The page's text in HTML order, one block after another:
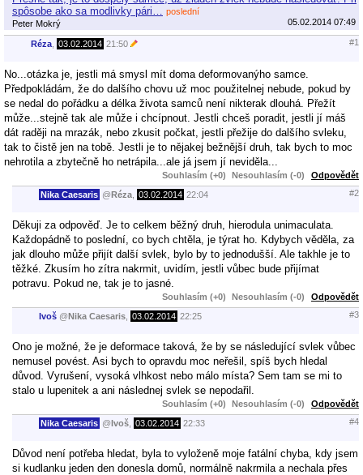
spôsobe ako sa modlivky pári…
poslední
Peter Mokrý
05.02.2014 07:49
Réza 03.02.2014 21:50 #1
No...otázka je, jestli má smysl mít doma deformovanýho samce.
Předpokládám, že do dalšího chovu už moc použitelnej nebude, pokud by
se nedal do pořádku a délka života samců není nikterak dlouhá. Přežít
může...stejně tak ale může i chcípnout. Jestli chceš poradit, jestli jí máš
dát raději na mrazák, nebo zkusit počkat, jestli přežije do dalšího svleku,
tak to čistě jen na tobě. Jestli je to nějakej bežnější druh, tak bych to moc
nehrotila a zbytečně ho netrápila...ale já jsem jí neviděla...
Souhlasím (+0) Nesouhlasím (-0) Odpovědět
Nika Caesaris @Réza 03.02.2014 22:04 #2
Děkuji za odpověď. Je to celkem běžný druh, hierodula unimaculata.
Každopádně to poslední, co bych chtěla, je týrat ho. Kdybych věděla, za
jak dlouho může přijít další svlek, bylo by to jednodušší. Ale takhle je to
těžké. Zkusím ho zítra nakrmit, uvidím, jestli vůbec bude přijímat
potravu. Pokud ne, tak je to jasné.
Souhlasím (+0) Nesouhlasím (-0) Odpovědět
Ivoš @Nika Caesaris 03.02.2014 22:25 #3
Ono je možné, že je deformace taková, že by se následující svlek vůbec
nemusel povést. Asi bych to opravdu moc neřešil, spíš bych hledal
důvod. Vyrušení, vysoká vlhkost nebo málo místa? Sem tam se mi to
stalo u lupenitek a ani následnej svlek se nepodařil.
Souhlasím (+0) Nesouhlasím (-0) Odpovědět
Nika Caesaris @Ivoš 03.02.2014 22:33 #4
Důvod není potřeba hledat, byla to vyloženě moje fatální chyba, kdy jsem
si kudlanku jeden den donesla domů, normálně nakrmila a nechala přes